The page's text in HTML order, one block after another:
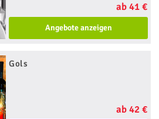
ab 41 €
Angebote anzeigen
Gols
ab 42 €